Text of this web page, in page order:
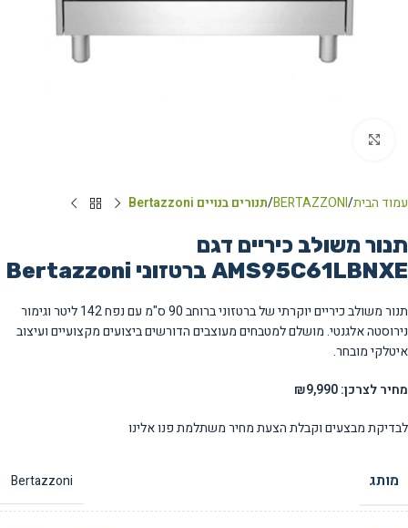
עמוד הבית BERTAZZONI תנורים בנויים Bertazzoni
תנור משולב כיריים דגם
AMS95C61LBNXE ברטזוני Bertazzoni
תנור משולב כיריים יוקרתי של ברטזוני ברוחב 90 ס"מ עם נפח 142 ליטר וגימור
נירוסטה אלגנטי. מושלם למטבחים מעוצבים הדורשים ביצועים מקצועיים ועיצוב
איטלקי מובחר.
מחיר לצרכן: ₪9,990
לבדיקת מבצעים וקבלת הצעת מחיר משתלמת פנו אלינו
מותג Bertazzoni